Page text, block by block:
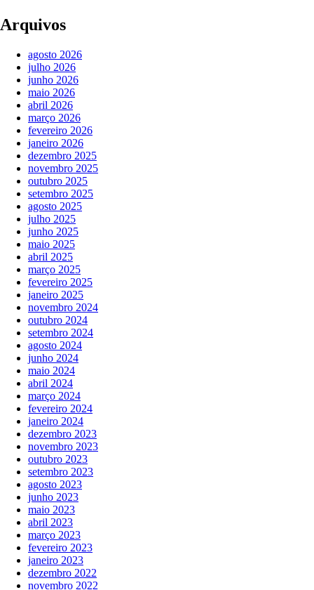
Arquivos
agosto 2026
julho 2026
junho 2026
maio 2026
abril 2026
março 2026
fevereiro 2026
janeiro 2026
dezembro 2025
novembro 2025
outubro 2025
setembro 2025
agosto 2025
julho 2025
junho 2025
maio 2025
abril 2025
março 2025
fevereiro 2025
janeiro 2025
novembro 2024
outubro 2024
setembro 2024
agosto 2024
junho 2024
maio 2024
abril 2024
março 2024
fevereiro 2024
janeiro 2024
dezembro 2023
novembro 2023
outubro 2023
setembro 2023
agosto 2023
junho 2023
maio 2023
abril 2023
março 2023
fevereiro 2023
janeiro 2023
dezembro 2022
novembro 2022